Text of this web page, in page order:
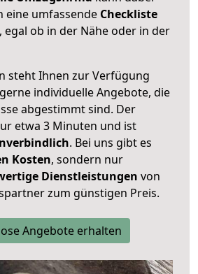
eine umfassende Checkliste
ob in der Nähe oder in der
steht Ihnen zur Verfügung
individuelle Angebote, die
abgestimmt sind. Der
etwa 3 Minuten und ist
. Bei uns gibt es
Kosten, sondern nur
Dienstleistungen von
zum günstigen Preis.
Angebote erhalten